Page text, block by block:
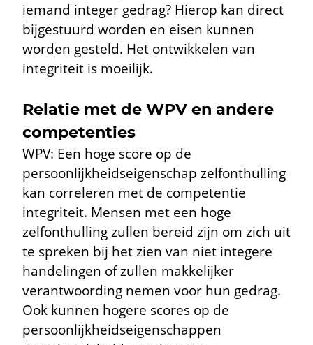
iemand integer gedrag? Hierop kan direct
bijgestuurd worden en eisen kunnen
worden gesteld. Het ontwikkelen van
integriteit is moeilijk.
Relatie met de WPV en andere
competenties
WPV: Een hoge score op de
persoonlijkheidseigenschap zelfonthulling
kan correleren met de competentie
integriteit. Mensen met een hoge
zelfonthulling zullen bereid zijn om zich uit
te spreken bij het zien van niet integere
handelingen of zullen makkelijker
verantwoording nemen voor hun gedrag.
Ook kunnen hogere scores op de
persoonlijkheidseigenschappen